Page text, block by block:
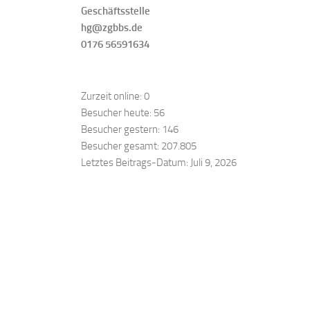
Geschäftsstelle
hg@zgbbs.de
0176 56591634
Zurzeit online: 0
Besucher heute: 56
Besucher gestern: 146
Besucher gesamt: 207.805
Letztes Beitrags-Datum: Juli 9, 2026